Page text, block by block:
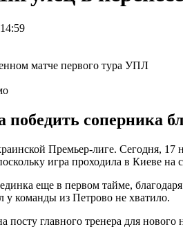
победить соперника
Премьер-лиге. Сегодня, 17
игра проходила в Киеве на
еще в первом тайме,
у команды из Петрово не хватило.
посту главного тренера для